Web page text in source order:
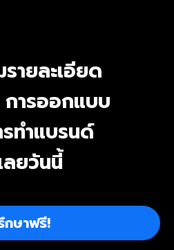
ายละเอียด
ารออกแบบ
ทำแบรนด์
ลยวันนี้
กษาฟรี!